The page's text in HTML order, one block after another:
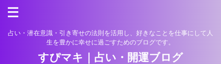
占い・潜在意識・引き寄せの法則を活用し、好きなことを仕事にして人
生を豊かに幸せに過ごすためのブログです。
すぴマキ｜占い・開運ブログ